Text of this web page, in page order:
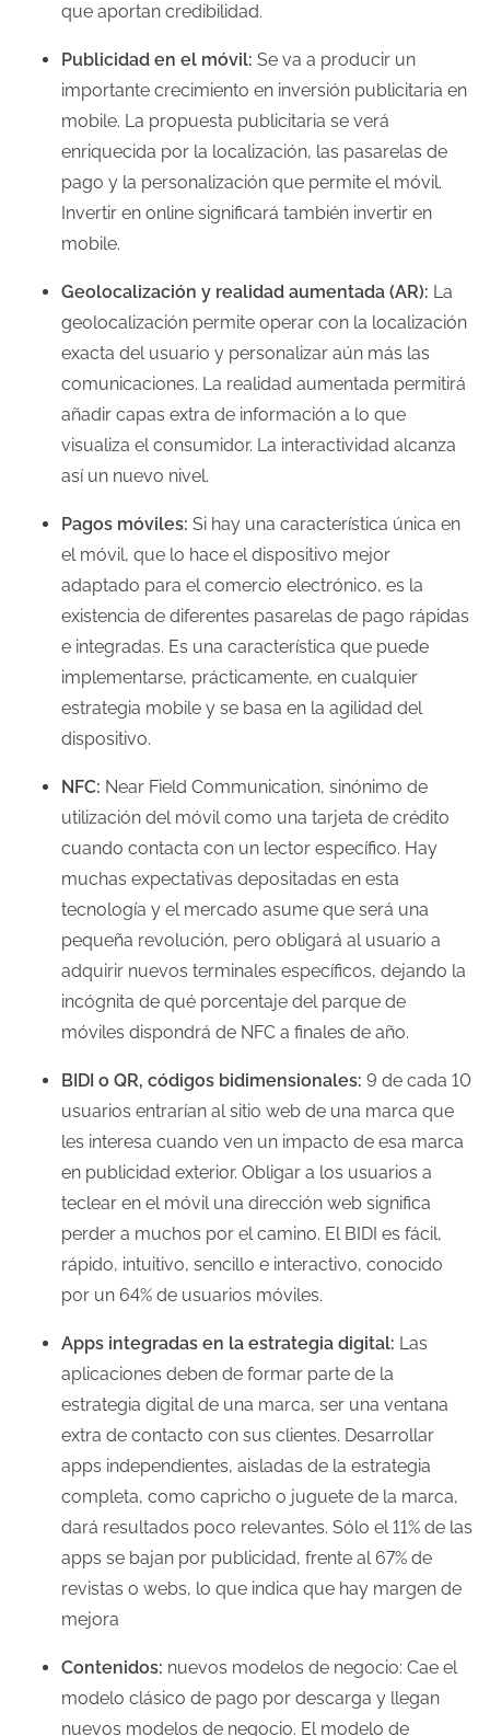
que aportan credibilidad.
Publicidad en el móvil: Se va a producir un
importante crecimiento en inversión publicitaria en
mobile. La propuesta publicitaria se verá
enriquecida por la localización, las pasarelas de
pago y la personalización que permite el móvil.
Invertir en online significará también invertir en
mobile.
Geolocalización y realidad aumentada (AR): La
geolocalización permite operar con la localización
exacta del usuario y personalizar aún más las
comunicaciones. La realidad aumentada permitirá
añadir capas extra de información a lo que
visualiza el consumidor. La interactividad alcanza
así un nuevo nivel.
Pagos móviles: Si hay una característica única en
el móvil, que lo hace el dispositivo mejor
adaptado para el comercio electrónico, es la
existencia de diferentes pasarelas de pago rápidas
e integradas. Es una característica que puede
implementarse, prácticamente, en cualquier
estrategia mobile y se basa en la agilidad del
dispositivo.
NFC: Near Field Communication, sinónimo de
utilización del móvil como una tarjeta de crédito
cuando contacta con un lector específico. Hay
muchas expectativas depositadas en esta
tecnología y el mercado asume que será una
pequeña revolución, pero obligará al usuario a
adquirir nuevos terminales específicos, dejando la
incógnita de qué porcentaje del parque de
móviles dispondrá de NFC a finales de año.
BIDI o QR, códigos bidimensionales: 9 de cada 10
usuarios entrarían al sitio web de una marca que
les interesa cuando ven un impacto de esa marca
en publicidad exterior. Obligar a los usuarios a
teclear en el móvil una dirección web significa
perder a muchos por el camino. El BIDI es fácil,
rápido, intuitivo, sencillo e interactivo, conocido
por un 64% de usuarios móviles.
Apps integradas en la estrategia digital: Las
aplicaciones deben de formar parte de la
estrategia digital de una marca, ser una ventana
extra de contacto con sus clientes. Desarrollar
apps independientes, aisladas de la estrategia
completa, como capricho o juguete de la marca,
dará resultados poco relevantes. Sólo el 11% de las
apps se bajan por publicidad, frente al 67% de
revistas o webs, lo que indica que hay margen de
mejora
Contenidos: nuevos modelos de negocio: Cae el
modelo clásico de pago por descarga y llegan
nuevos modelos de negocio. El modelo de